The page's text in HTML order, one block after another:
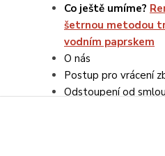
Co ještě umíme?
šetrnou metodou
vodním paprskem
O nás
Postup pro vrácení
Odstoupení od